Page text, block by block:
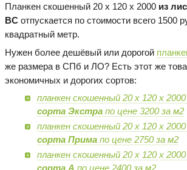
Планкен скошенный 20 х 120 х 2000 из
BC отпускается по стоимости всего 1500
квадратный метр.
Нужен более дешёвый или дорогой
же размера в СПб и ЛО? Есть этот же
экономичных и дорогих сортов:
планкен скошенный 20 х 120 х 2000
сорта Экстрапо цене 3200 за м2
планкен скошенный 20 х 120 х 2000
сорта Примапо цене 2750 за м2
планкен скошенный 20 х 120 х 2000
сорта А по цене 2400 за м2